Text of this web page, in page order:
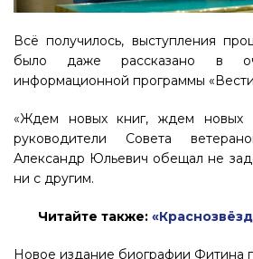
Всё получилось, выступления
было даже рассказано в
информационной программы
«Ждем новых книг, ждем новых
руководители Совета
Александр Юльевич обещал не
ни с другим.
Читайте также:
Новое издание биографии Фитина